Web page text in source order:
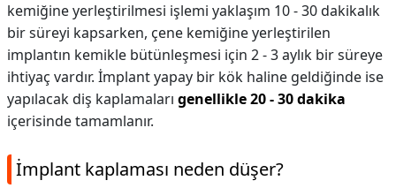
kemiğine yerleştirilmesi işlemi yaklaşım 10 - 30 dakikalık
bir süreyi kapsarken, çene kemiğine yerleştirilen
implantın kemikle bütünleşmesi için 2 - 3 aylık bir süreye
ihtiyaç vardır. İmplant yapay bir kök haline geldiğinde ise
yapılacak diş kaplamaları genellikle 20 - 30 dakika
içerisinde tamamlanır.
İmplant kaplaması neden düşer?